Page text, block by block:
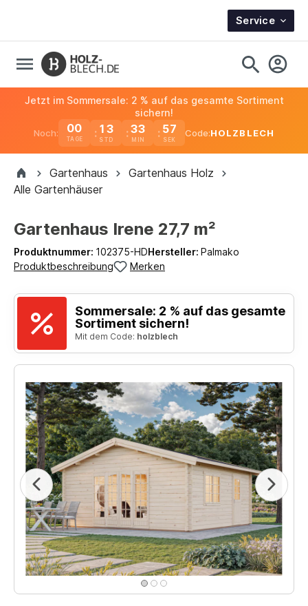
Service
Noch: 00
TAGE
13 33 57
Jetzt im Sommersale: 2 % auf das gesamte Sortiment
sichern!
Code:HOLZBLECH
Gartenhaus
Gartenhaus Holz
Alle Gartenhäuser
Gartenhaus Irene 27,7 m²
Produktnummer: 102375-HDHersteller: Palmako
Produktbeschreibung
Merken
Sommersale: 2 % auf das gesamte
Sortiment sichern!
Mit dem Code: holzblech